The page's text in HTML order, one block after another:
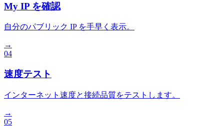
My IP を確認
自分のパブリック IP を手早く表示。
→
04
速度テスト
インターネット速度と接続品質をテストします。
→
05